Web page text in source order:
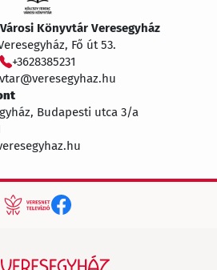
Könyvtár Veresegyház
Fő út 53.
+3628385231
Budapesti utca 3/a